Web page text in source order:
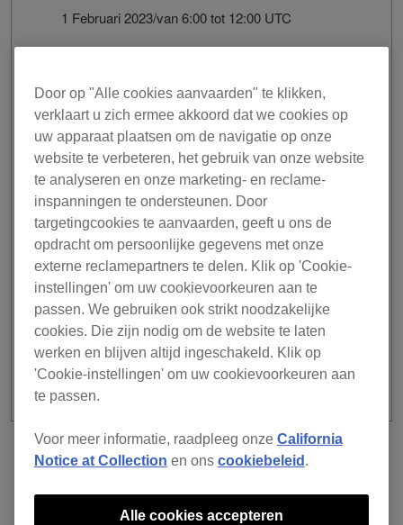
1 Februari 2023/van 6:00 tot 12:00 UTC
[Onbeschikbare diensten]
rekordbox ver.6: een abonnement nemen/wijzigen,
apparaten activeren/deactiveren
rekordbox ver.4, ver.5: licenties
activeren/deactiveren
rekordbox for iOS/Android: apparaten
activeren/deactiveren
Opmerking: tijdens het onderhoud kun je je abonnement
wel nog opzeggen.
Onze excuses voor eventuele ongemakken en bedankt
voor je begrip en medewerking.
voorgaand
Terug naar lijst
volgende
Door op "Alle cookies aanvaarden" te klikken,
verklaart u zich ermee akkoord dat we cookies op
uw apparaat plaatsen om de navigatie op onze
website te verbeteren, het gebruik van onze website
te analyseren en onze marketing- en reclame-
inspanningen te ondersteunen. Door
targetingcookies te aanvaarden, geeft u ons de
opdracht om persoonlijke gegevens met onze
externe reclamepartners te delen. Klik op 'Cookie-
instellingen' om uw cookievoorkeuren aan te
passen. We gebruiken ook strikt noodzakelijke
cookies. Die zijn nodig om de website te laten
werken en blijven altijd ingeschakeld. Klik op
'Cookie-instellingen' om uw cookievoorkeuren aan
te passen.
Voor meer informatie, raadpleeg onze California
Notice at Collection en ons cookiebeleid .
Alle cookies accepteren